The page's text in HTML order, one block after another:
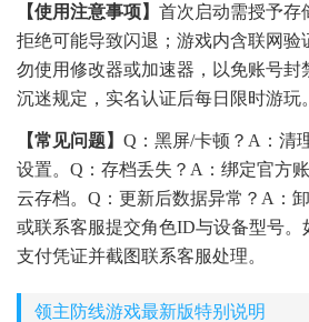
【使用注意事项】 首次启动需授予存
拒绝可能导致闪退；游戏内含联网验
勿使用修改器或加速器，以免账号封
沉迷规定，实名认证后每日限时游玩。
【常见问题】 Q：黑屏/卡顿？A：清
设置。Q：存档丢失？A：绑定官方
云存档。Q：更新后数据异常？A：
或联系客服提交角色ID与设备型号。
支付凭证并截图联系客服处理。
领主防线游戏最新版特别说明